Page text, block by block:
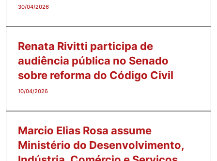
30/04/2026
Renata Rivitti participa de
audiência pública no Senado
sobre reforma do Código Civil
10/04/2026
Marcio Elias Rosa assume
Ministério do Desenvolvimento,